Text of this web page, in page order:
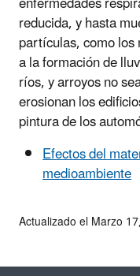
reducida, y hasta
partículas, como
a la formación de
ríos, y arroyos no
erosionan los
pintura de los
Efectos del
medioambiente
Actualizado el Marzo